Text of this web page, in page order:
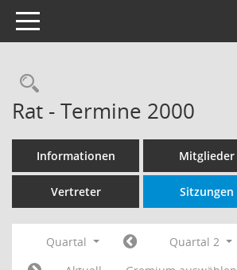
Toggle navigation
Rechercheauswahl
Rat - Termine 2000
Informationen Mitglieder
Vertreter Sitzungen
Quartal Quartal 2